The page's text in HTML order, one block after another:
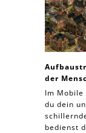
der
Im Mobile
du dein
bedienst